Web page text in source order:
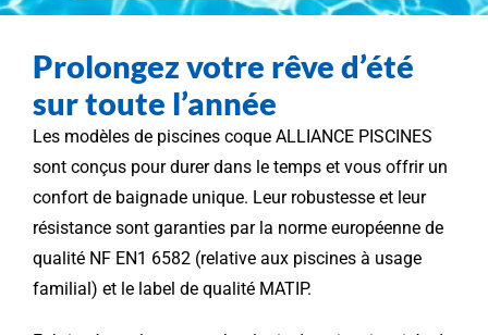
Prolongez votre rêve d’été
sur toute l’année
Les modèles de piscines coque ALLIANCE PISCINES
sont conçus pour durer dans le temps et vous offrir un
confort de baignade unique. Leur robustesse et leur
résistance sont garanties par la norme européenne de
qualité NF EN1 6582 (relative aux piscines à usage
familial) et le label de qualité MATIP.